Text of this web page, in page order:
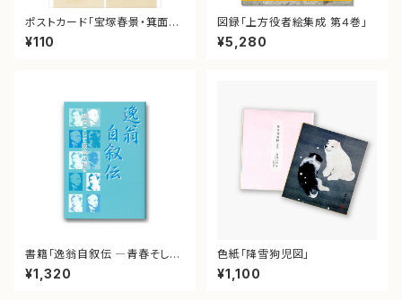
ポストカード「宝塚春景・箕面秋
景図」
¥110
図録「上方役者絵集成 第４巻」
¥5,280
書籍「逸翁自叙伝 ―青春そして
阪急を語るー」
¥1,320
色紙「降雪狗児図」
¥1,100